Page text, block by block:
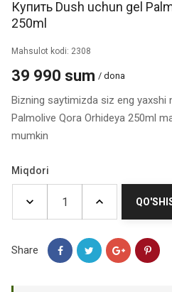
Купить Dush uchun gel
250ml
Mahsulot kodi: 2308
39 990 sum / dona
Bizning saytimizda siz eng yaxshi
Palmolive Qora Orhideya 250ml
mumkin
Miqdori
Share